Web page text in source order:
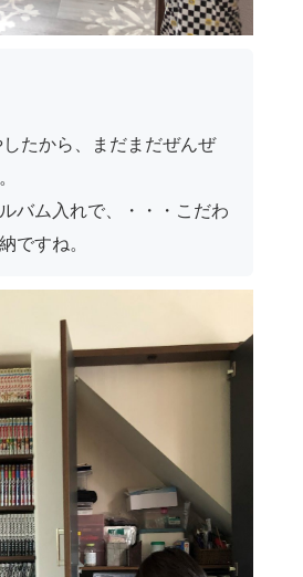
たから、まだまだぜんぜ
バム入れで、・・・こだわ
ですね。